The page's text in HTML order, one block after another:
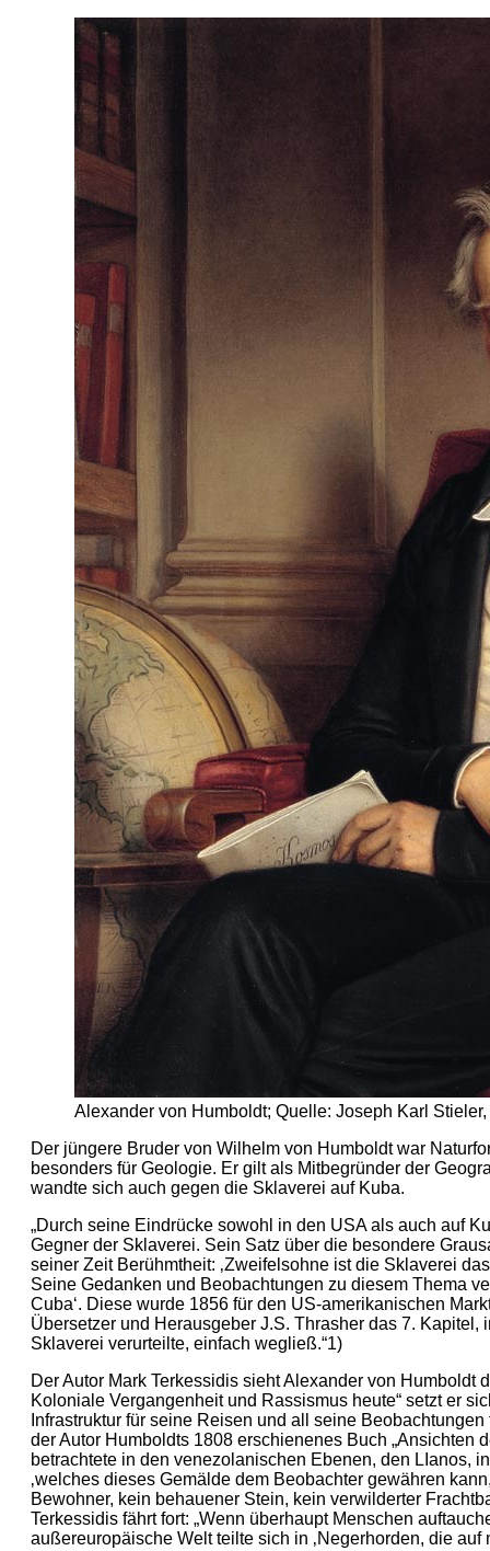
Alexander von Humboldt; Quelle: Joseph Karl
Der jüngere Bruder von Wilhelm von Humboldt war
besonders für Geologie. Er gilt als Mitbegründer der
wandte sich auch gegen die Sklaverei auf Kuba.
„Durch seine Eindrücke sowohl in den USA als auch auf
Gegner der Sklaverei. Sein Satz über die besondere
seiner Zeit Berühmtheit: ‚Zweifelsohne ist die Sklaverei
Seine Gedanken und Beobachtungen zu diesem Thema
Cuba‘. Diese wurde 1856 für den US-amerikanischen
Übersetzer und Herausgeber J.S. Thrasher das 7.
Sklaverei verurteilte, einfach wegließ.“1)
Der Autor Mark Terkessidis sieht Alexander von Humboldt
Koloniale Vergangenheit und Rassismus heute“ setzt er
Infrastruktur für seine Reisen und all seine
der Autor Humboldts 1808 erschienenes Buch „Ansichten
betrachtete in den venezolanischen Ebenen, den LIanos,
‚welches dieses Gemälde dem Beobachter gewähren
Bewohner, kein behauener Stein, kein verwilderter
Terkessidis fährt fort: „Wenn überhaupt Menschen
außereuropäische Welt teilte sich in ‚Negerhorden, die